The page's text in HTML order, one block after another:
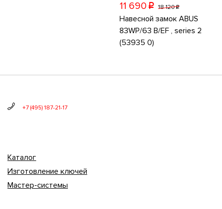
11 690 p 18 120p
Навесной замок ABUS
83WP/63 B/EF , series 2
(53935 0)
+7 (495) 187-21-17
Каталог
Изготовление ключей
Мастер-системы